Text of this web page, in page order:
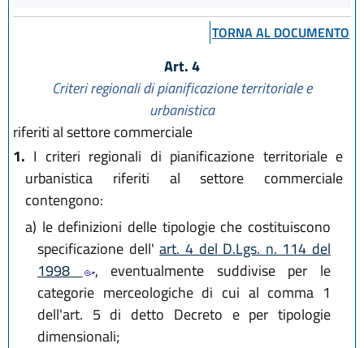
L.R. 1 dicembre 2017, n. 23
L.R. 28 luglio 2022, n. 9
TORNA AL DOCUMENTO
Art. 4
Criteri regionali di pianificazione territoriale e
urbanistica
riferiti al settore commerciale
1. I criteri regionali di pianificazione territoriale e
urbanistica riferiti al settore commerciale
contengono:
a) le definizioni delle tipologie che costituiscono
specificazione dell'art. 4 del D.Lgs. n. 114 del
1998
, eventualmente suddivise per le
categorie merceologiche di cui al comma 1
dell'art. 5 di detto Decreto e per tipologie
dimensionali;